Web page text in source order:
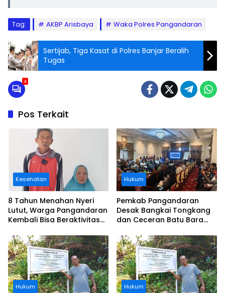
Tag: AKBP Arisbaya Waka Polres Pangandaran
Sertijab, Tiga Kasat di Polres Banjar Beralih
Tugas
4
Pos Terkait
Kesehatan
8 Tahun Menahan Nyeri
Lutut, Warga Pangandaran
Kembali Bisa Beraktivitas
Ditanggung BPJS
Hukum
Pemkab Pangandaran
Desak Bangkai Tongkang
dan Ceceran Batu Bara
Buruknya Koordinasi
Perusahaan
Hukum Hukum